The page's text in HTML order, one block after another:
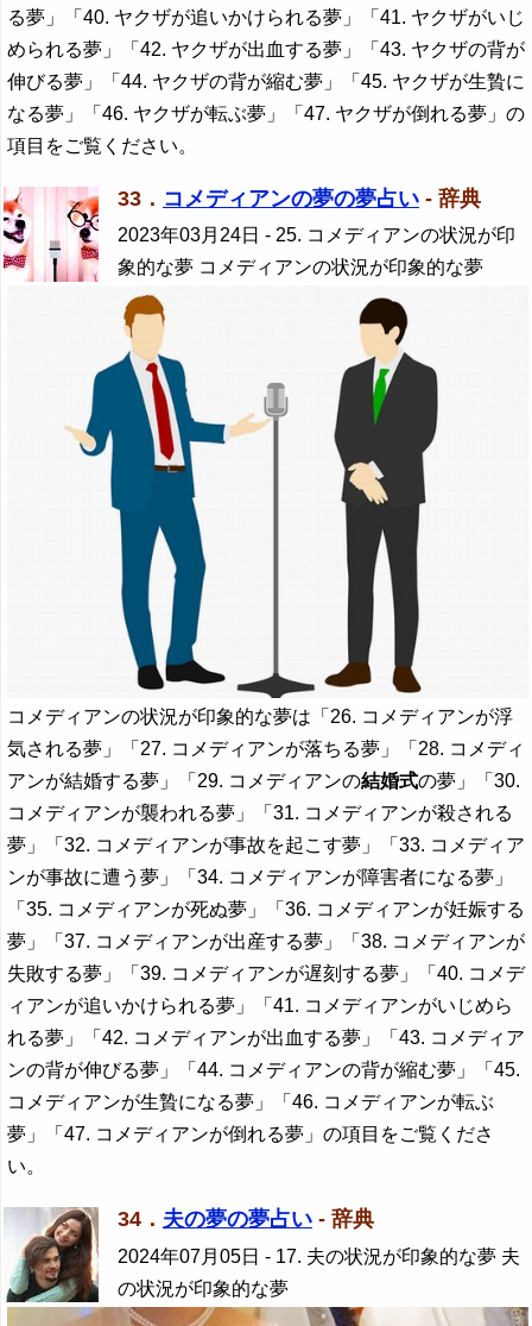
る夢」「40. ヤクザが追いかけられる夢」「41. ヤクザがいじ
められる夢」「42. ヤクザが出血する夢」「43. ヤクザの背が
伸びる夢」「44. ヤクザの背が縮む夢」「45. ヤクザが生贄に
なる夢」「46. ヤクザが転ぶ夢」「47. ヤクザが倒れる夢」の
項目をご覧ください。
33． コメディアンの夢の夢占い - 辞典
2023年03月24日 - 25. コメディアンの状況が印
象的な夢 コメディアンの状況が印象的な夢
コメディアンの状況が印象的な夢は「26. コメディアンが浮
気される夢」「27. コメディアンが落ちる夢」「28. コメディ
アンが結婚する夢」「29. コメディアンの結婚式の夢」「30.
コメディアンが襲われる夢」「31. コメディアンが殺される
夢」「32. コメディアンが事故を起こす夢」「33. コメディア
ンが事故に遭う夢」「34. コメディアンが障害者になる夢」
「35. コメディアンが死ぬ夢」「36. コメディアンが妊娠する
夢」「37. コメディアンが出産する夢」「38. コメディアンが
失敗する夢」「39. コメディアンが遅刻する夢」「40. コメデ
ィアンが追いかけられる夢」「41. コメディアンがいじめら
れる夢」「42. コメディアンが出血する夢」「43. コメディア
ンの背が伸びる夢」「44. コメディアンの背が縮む夢」「45.
コメディアンが生贄になる夢」「46. コメディアンが転ぶ
夢」「47. コメディアンが倒れる夢」の項目をご覧くださ
い。
34． 夫の夢の夢占い - 辞典
2024年07月05日 - 17. 夫の状況が印象的な夢 夫
の状況が印象的な夢